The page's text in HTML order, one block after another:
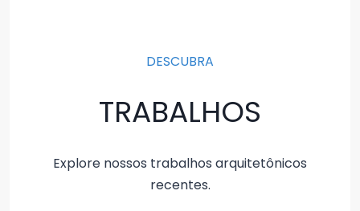
DESCUBRA
TRABALHOS
Explore nossos trabalhos arquitetônicos
recentes.